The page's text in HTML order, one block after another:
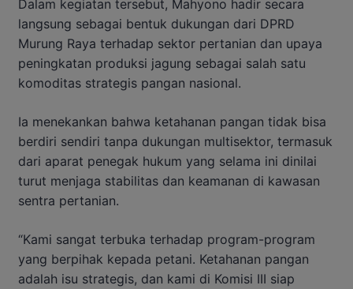
Dalam kegiatan tersebut, Mahyono hadir secara
langsung sebagai bentuk dukungan dari DPRD
Murung Raya terhadap sektor pertanian dan upaya
peningkatan produksi jagung sebagai salah satu
komoditas strategis pangan nasional.
Ia menekankan bahwa ketahanan pangan tidak bisa
berdiri sendiri tanpa dukungan multisektor, termasuk
dari aparat penegak hukum yang selama ini dinilai
turut menjaga stabilitas dan keamanan di kawasan
sentra pertanian.
“Kami sangat terbuka terhadap program-program
yang berpihak kepada petani. Ketahanan pangan
adalah isu strategis, dan kami di Komisi III siap